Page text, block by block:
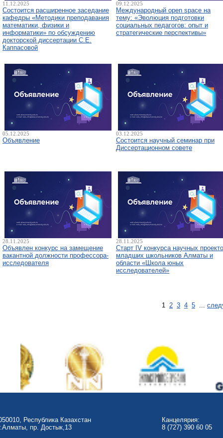
11.12.2025
Состоится расширенное заседание
кафедры «Методики преподавания
математики, физики и
информатики» по обсуждению
докторской диссертации С.Е.
Каппасовой
09.12.2025
Международный open space на
тему: «Эволюция подготовки
социальных педагогов: опыт и
стратегические перспективы»
05.12.2025
Объявление
03.12.2025
Состоится научный семинар при
Диссертационном совете
28.11.2025
Объявлен конкурс на замещение
вакантной должности профессора-
исследователя
28.11.2025
Старт IV конкурса научных
младших школьников Алматы и
области «Школа юных
исследователей»
1 2 3 4 5 ...
Республика Казахстан
пр. Достык,13
Канцелярия:
8 (727) 390 60 05